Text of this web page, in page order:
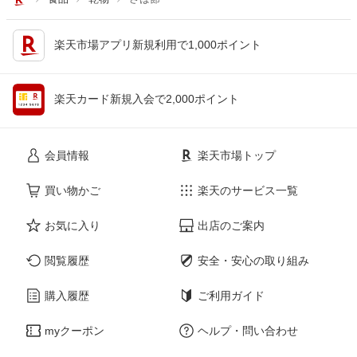
楽天市場アプリ新規利用で1,000ポイント
楽天カード新規入会で2,000ポイント
会員情報
買い物かご
お気に入り
閲覧履歴
購入履歴
myクーポン
楽天市場トップ
楽天のサービス一覧
出店のご案内
安全・安心の取り組み
ご利用ガイド
ヘルプ・問い合わせ